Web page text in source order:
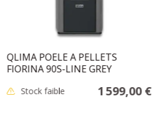
QLIMA POELE A PELLETS
FIORINA 90S-LINE GREY
Stock faible 1 599,00 €